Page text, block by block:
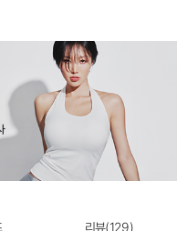
리뷰(129)